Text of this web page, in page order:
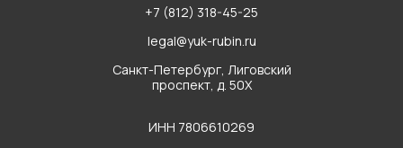
ИНН 7806610269
+7 (812) 318-45-25
legal@yuk-rubin.ru
Санкт-Петербург, Лиговский
проспект, д. 50Х